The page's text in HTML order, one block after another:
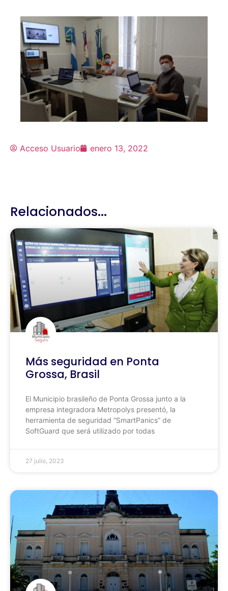
Acceso Usuario enero 13, 2022
Relacionados...
Más seguridad en Ponta
Grossa, Brasil
El Municipio brasileño de Ponta Grossa junto a la
empresa integradora Metropolys presentó, la
herramienta de seguridad “SmartPanics” de
SoftGuard que será utilizado por todas
27 julio, 2023